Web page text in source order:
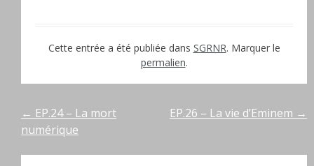
Cette entrée a été publiée dans SGRNR. Marquer le
permalien.
Navigation
de
← EP.24 – La mort
numérique
EP.26 – La vie d’Eminem →